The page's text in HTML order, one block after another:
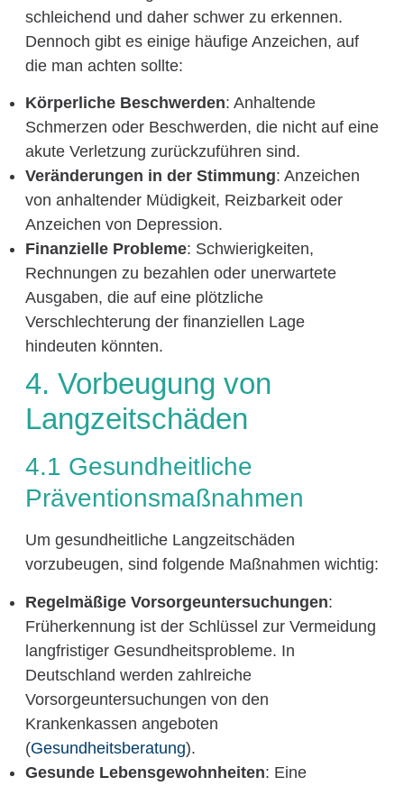
schleichend und daher schwer zu erkennen.
Dennoch gibt es einige häufige Anzeichen, auf
die man achten sollte:
Körperliche Beschwerden: Anhaltende
Schmerzen oder Beschwerden, die nicht auf eine
akute Verletzung zurückzuführen sind.
Veränderungen in der Stimmung: Anzeichen
von anhaltender Müdigkeit, Reizbarkeit oder
Anzeichen von Depression.
Finanzielle Probleme: Schwierigkeiten,
Rechnungen zu bezahlen oder unerwartete
Ausgaben, die auf eine plötzliche
Verschlechterung der finanziellen Lage
hindeuten könnten.
4. Vorbeugung von
Langzeitschäden
4.1 Gesundheitliche
Präventionsmaßnahmen
Um gesundheitliche Langzeitschäden
vorzubeugen, sind folgende Maßnahmen wichtig:
Regelmäßige Vorsorgeuntersuchungen:
Früherkennung ist der Schlüssel zur Vermeidung
langfristiger Gesundheitsprobleme. In
Deutschland werden zahlreiche
Vorsorgeuntersuchungen von den
Krankenkassen angeboten
(Gesundheitsberatung).
Gesunde Lebensgewohnheiten: Eine